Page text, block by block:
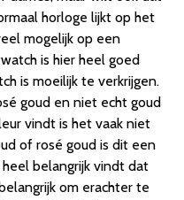
horloge lijkt op het
mogelijk op een
is hier heel goed
is moeilijk te verkrijgen.
goud en niet echt goud
vindt is het vaak niet
of rosé goud is dit een
belangrijk vindt dat
om erachter te